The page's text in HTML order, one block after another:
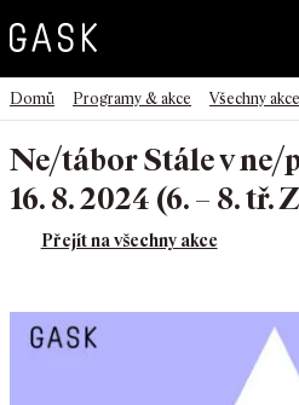
Domů Programy & akce Všechny akce
Ne/tábor Stále v ne/
16. 8. 2024 (6. – 8. tř.
Přejít na všechny akce